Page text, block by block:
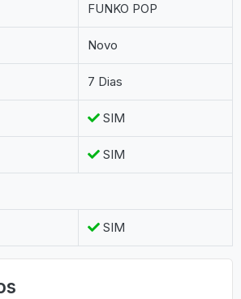
FUNKO POP
Novo
7 Dias
SIM
SIM
SIM